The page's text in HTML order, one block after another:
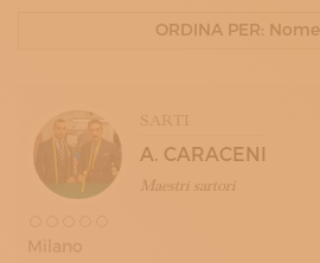
ORDINA PER: Nome
A. CARACENI
Maestri sartori